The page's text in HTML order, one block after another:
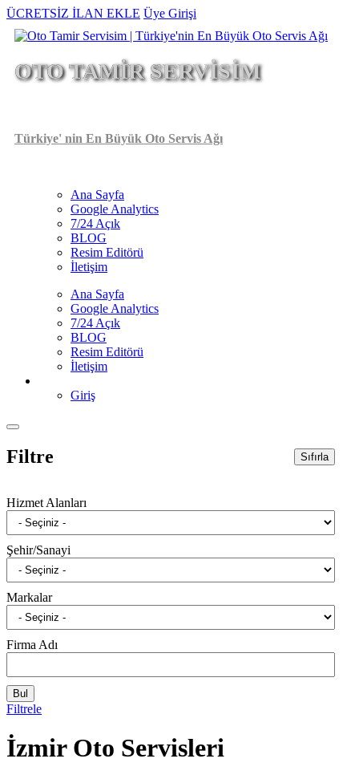
Ana
içeriğe
atla
ÜCRETSİZ İLAN EKLE Üye Girişi
OTO TAMİR SERVİSİM
Türkiye' nin En Büyük Oto Servis Ağı
navigation
Ana Sayfa
Google Analytics
7/24 Açık
BLOG
Resim Editörü
İletişim
Ana Sayfa
Google Analytics
7/24 Açık
BLOG
Resim Editörü
İletişim
Giriş
Filtre Sıfırla
Hizmet Alanları
Şehir/Sanayi
Markalar
Firma Adı
Filtrele
İzmir Oto Servisleri